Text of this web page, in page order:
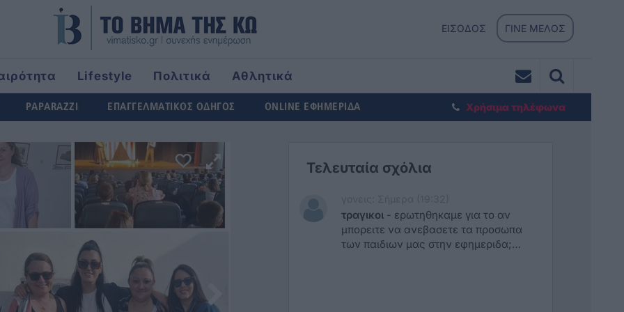
ΕΙΣΟΔΟΣ ΓΙΝΕ ΜΕΛΟΣ
Lifestyle Πολιτικά
Αθλητικά
PAPARAZZI ΕΠΑΓΓΕΛΜΑΤΙΚΟΣ ΟΔΗΓΟΣ ONLINE ΕΦΗΜΕΡΙΔΑ Χρήσιμα τηλέφωνα
Τελευταία σχόλια
τραγικοι - ερωτηθηκαμε για το αν
μπορειτε να ανεβασετε τα προσωπα
των παιδιων μας στην εφημεριδα;